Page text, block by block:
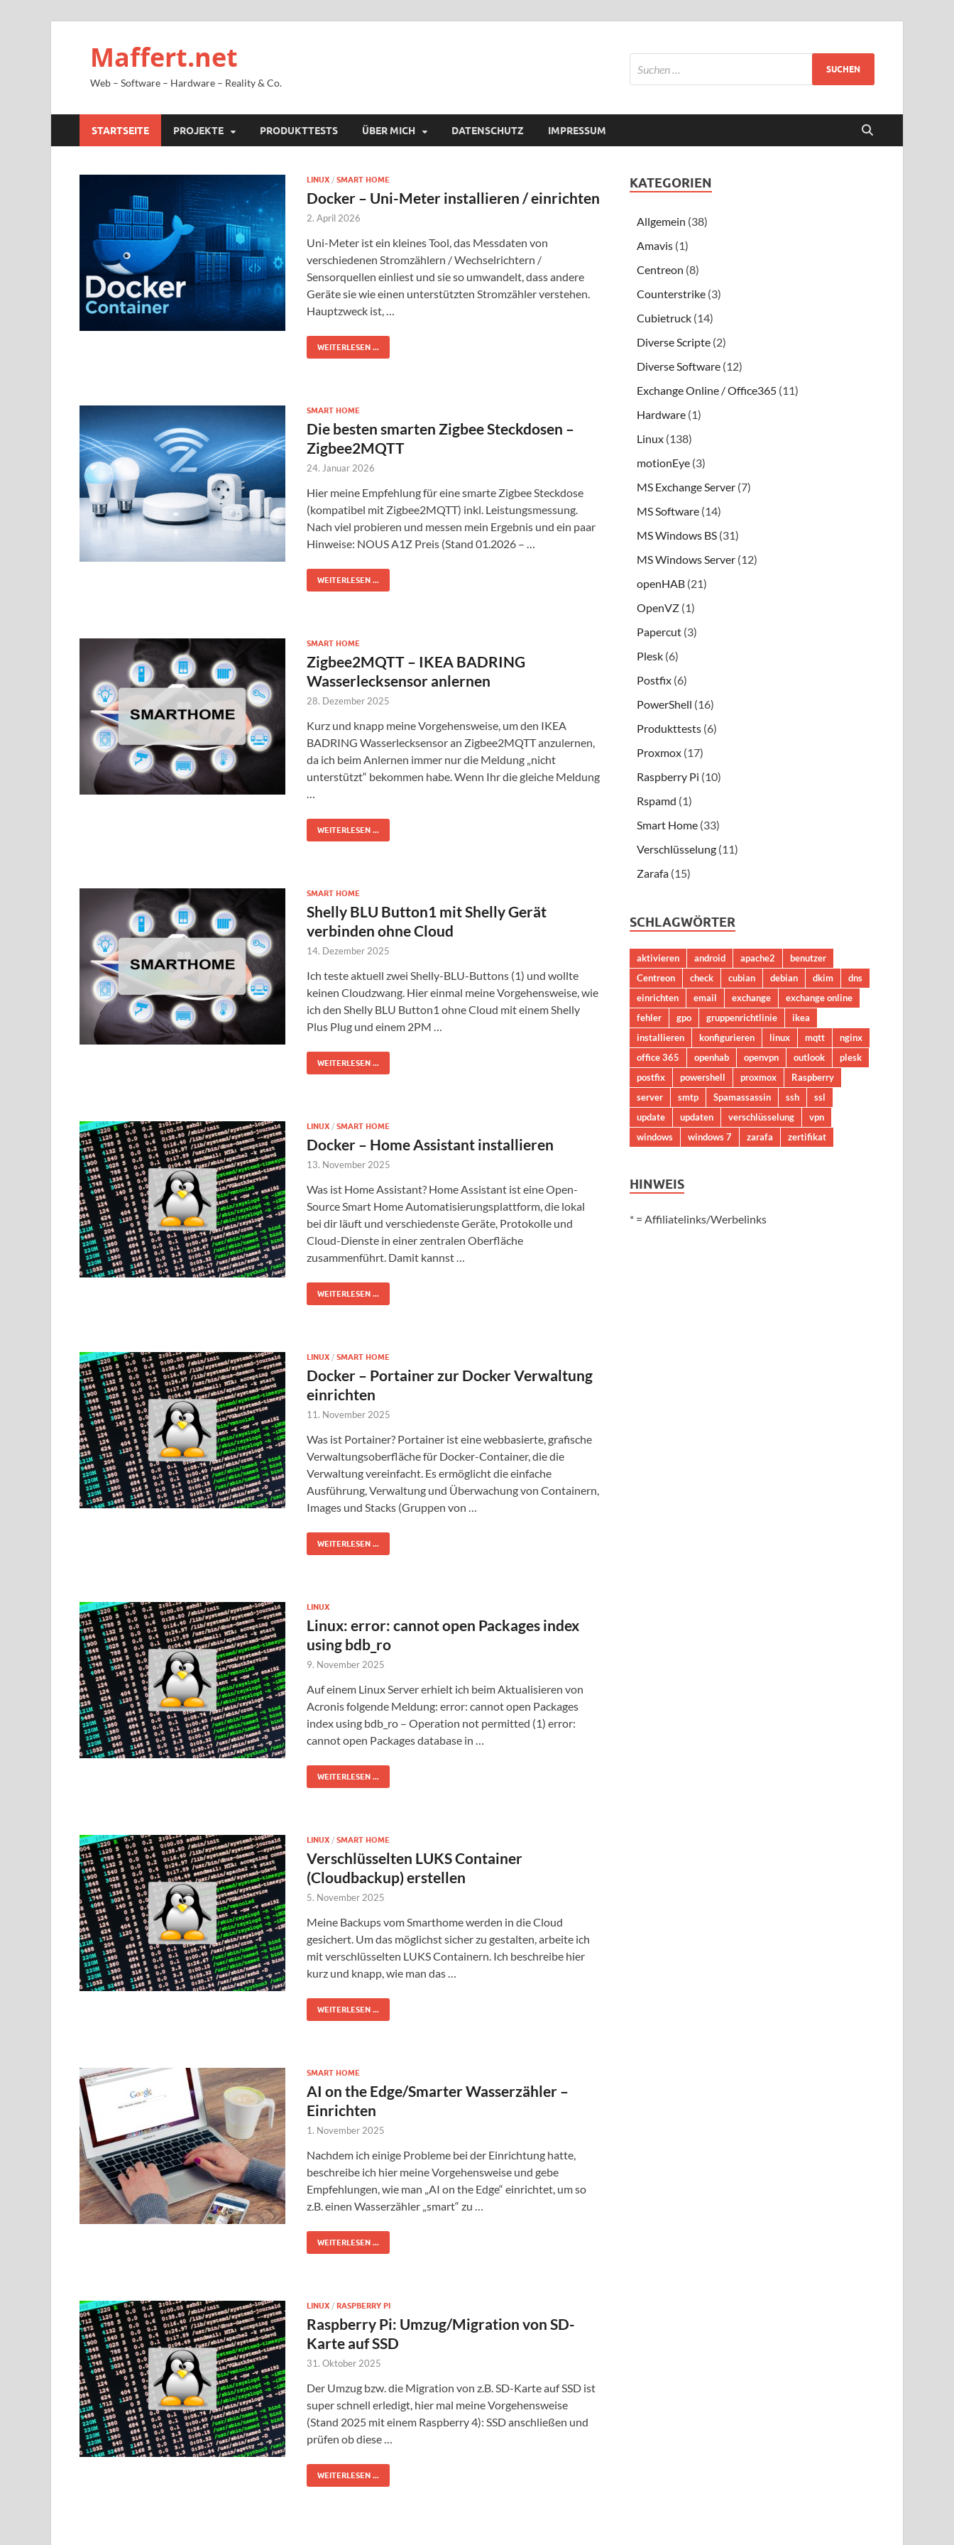
Maffert.net
Web – Software – Hardware – Reality & Co.
STARTSEITE PROJEKTE PRODUKTTESTS ÜBER MICH DATENSCHUTZ IMPRESSUM
LINUX / SMART HOME
Docker – Uni-Meter installieren / einrichten
2. April 2026
Uni-Meter ist ein kleines Tool, das Messdaten von
verschiedenen Stromzählern / Wechselrichtern /
Sensorquellen einliest und sie so umwandelt, dass andere
Geräte sie wie einen unterstützten Stromzähler verstehen.
Hauptzweck ist, …
WEITERLESEN ...
SMART HOME
Die besten smarten Zigbee Steckdosen –
Zigbee2MQTT
24. Januar 2026
Hier meine Empfehlung für eine smarte Zigbee Steckdose
(kompatibel mit Zigbee2MQTT) inkl. Leistungsmessung.
Nach viel probieren und messen mein Ergebnis und ein paar
Hinweise: NOUS A1Z Preis (Stand 01.2026 – …
WEITERLESEN ...
SMART HOME
Zigbee2MQTT – IKEA BADRING
Wasserlecksensor anlernen
28. Dezember 2025
Kurz und knapp meine Vorgehensweise, um den IKEA
BADRING Wasserlecksensor an Zigbee2MQTT anzulernen,
da ich beim Anlernen immer nur die Meldung „nicht
unterstützt“ bekommen habe. Wenn Ihr die gleiche Meldung
…
WEITERLESEN ...
SMART HOME
Shelly BLU Button1 mit Shelly Gerät
verbinden ohne Cloud
14. Dezember 2025
Ich teste aktuell zwei Shelly-BLU-Buttons (1) und wollte
keinen Cloudzwang. Hier einmal meine Vorgehensweise, wie
ich den Shelly BLU Button1 ohne Cloud mit einem Shelly
Plus Plug und einem 2PM …
WEITERLESEN ...
LINUX / SMART HOME
Docker – Home Assistant installieren
13. November 2025
Was ist Home Assistant? Home Assistant ist eine Open-
Source Smart Home Automatisierungsplattform, die lokal
bei dir läuft und verschiedenste Geräte, Protokolle und
Cloud-Dienste in einer zentralen Oberfläche
zusammenführt. Damit kannst …
WEITERLESEN ...
LINUX / SMART HOME
Docker – Portainer zur Docker Verwaltung
einrichten
11. November 2025
Was ist Portainer? Portainer ist eine webbasierte, grafische
Verwaltungsoberfläche für Docker-Container, die die
Verwaltung vereinfacht. Es ermöglicht die einfache
Ausführung, Verwaltung und Überwachung von Containern,
Images und Stacks (Gruppen von …
WEITERLESEN ...
LINUX
Linux: error: cannot open Packages index
using bdb_ro
9. November 2025
Auf einem Linux Server erhielt ich beim Aktualisieren von
Acronis folgende Meldung: error: cannot open Packages
index using bdb_ro – Operation not permitted (1) error:
cannot open Packages database in …
WEITERLESEN ...
LINUX / SMART HOME
Verschlüsselten LUKS Container
(Cloudbackup) erstellen
5. November 2025
Meine Backups vom Smarthome werden in die Cloud
gesichert. Um das möglichst sicher zu gestalten, arbeite ich
mit verschlüsselten LUKS Containern. Ich beschreibe hier
kurz und knapp, wie man das …
WEITERLESEN ...
SMART HOME
AI on the Edge/Smarter Wasserzähler –
Einrichten
1. November 2025
Nachdem ich einige Probleme bei der Einrichtung hatte,
beschreibe ich hier meine Vorgehensweise und gebe
Empfehlungen, wie man „AI on the Edge“ einrichtet, um so
z.B. einen Wasserzähler „smart“ zu …
WEITERLESEN ...
LINUX / RASPBERRY PI
Raspberry Pi: Umzug/Migration von SD-
Karte auf SSD
31. Oktober 2025
Der Umzug bzw. die Migration von z.B. SD-Karte auf SSD ist
super schnell erledigt, hier mal meine Vorgehensweise
(Stand 2025 mit einem Raspberry 4): SSD anschließen und
prüfen ob diese …
WEITERLESEN ...
KATEGORIEN
Allgemein (38)
Amavis (1)
Centreon (8)
Counterstrike (3)
Cubietruck (14)
Diverse Scripte (2)
Diverse Software (12)
Exchange Online / Office365 (11)
Hardware (1)
Linux (138)
motionEye (3)
MS Exchange Server (7)
MS Software (14)
MS Windows BS (31)
MS Windows Server (12)
openHAB (21)
OpenVZ (1)
Papercut (3)
Plesk (6)
Postfix (6)
PowerShell (16)
Produkttests (6)
Proxmox (17)
Raspberry Pi (10)
Rspamd (1)
Smart Home (33)
Verschlüsselung (11)
Zarafa (15)
SCHLAGWÖRTER
aktivieren android apache2
benutzer
Centreon
check cubian debian dkim
dns
einrichten
email exchange
exchange online
fehler
gpo gruppenrichtlinie
ikea
installieren
konfigurieren linux mqtt
nginx
office 365
openhab openvpn outlook
plesk
postfix
powershell proxmox
Raspberry
server
smtp Spamassassin ssh
ssl
update
updaten verschlüsselung
vpn
windows
windows 7 zarafa zertifikat
HINWEIS
* = Affiliatelinks/Werbelinks